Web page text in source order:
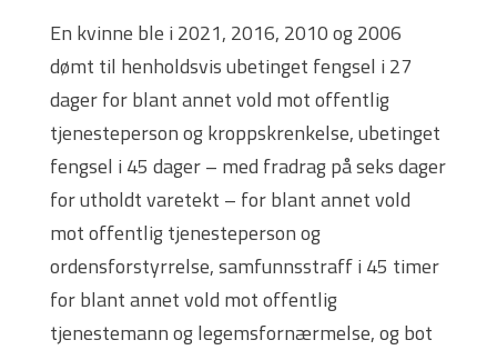
En kvinne ble i 2021, 2016, 2010 og 2006
dømt til henholdsvis ubetinget fengsel i 27
dager for blant annet vold mot offentlig
tjenesteperson og kroppskrenkelse, ubetinget
fengsel i 45 dager – med fradrag på seks dager
for utholdt varetekt – for blant annet vold
mot offentlig tjenesteperson og
ordensforstyrrelse, samfunnsstraff i 45 timer
for blant annet vold mot offentlig
tjenestemann og legemsfornærmelse, og bot